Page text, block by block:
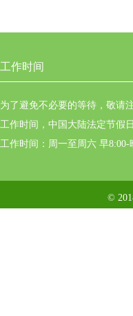
工作时间
为了避免不必要的等待，敬请
工作时间，中国大陆法定节假日
工作时间：周一至周六 早8:00-
©